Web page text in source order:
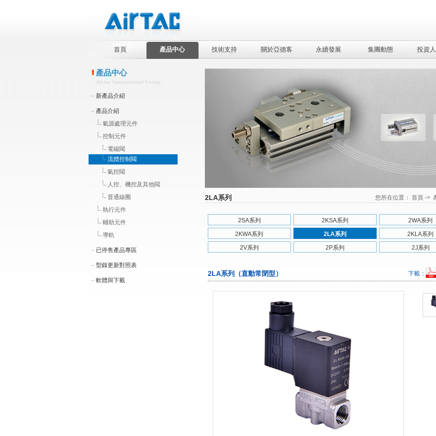
首頁 產品中心 技術支持 關於亞德客 永續發展 集團動態 投資
產品中心
Airtac International Group
新產品介紹
產品介紹
氣源處理元件
控制元件
電磁閥
流體控制閥
氣控閥
人控、機控及其他閥
普通線圈
執行元件
輔助元件
導軌
已停售產品專區
型錄更新對照表
軟體與下載
2LA系列 您所在位置： 首頁->
2SA系列 2KSA系列
2WA系列
2KWA系列
2LA系列
2KLA系列
2V系列
2P系列 2J系列
2LA系列（直動常閉型） 下載：